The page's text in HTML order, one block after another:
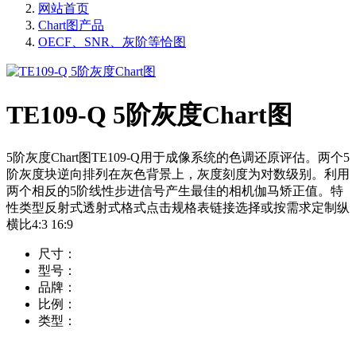
网站首页
Chart图产品
OECF、SNR、灰阶等恰图
TE109-Q 5阶灰度Chart图
5阶灰度Chart图TE109-Q用于成像系统的色调还原评估。两个5
阶灰度块逆向排列在灰色背景上，灰度刻度为对数级别。利用
两个相反的5阶线性步进信号产生最佳的相机伽马矫正值。特
性类型反射式透射式格式点击规格表链接选择或按需求定制纵
横比4:3 16:9
尺寸：
型号：
品牌：
比例：
类型：